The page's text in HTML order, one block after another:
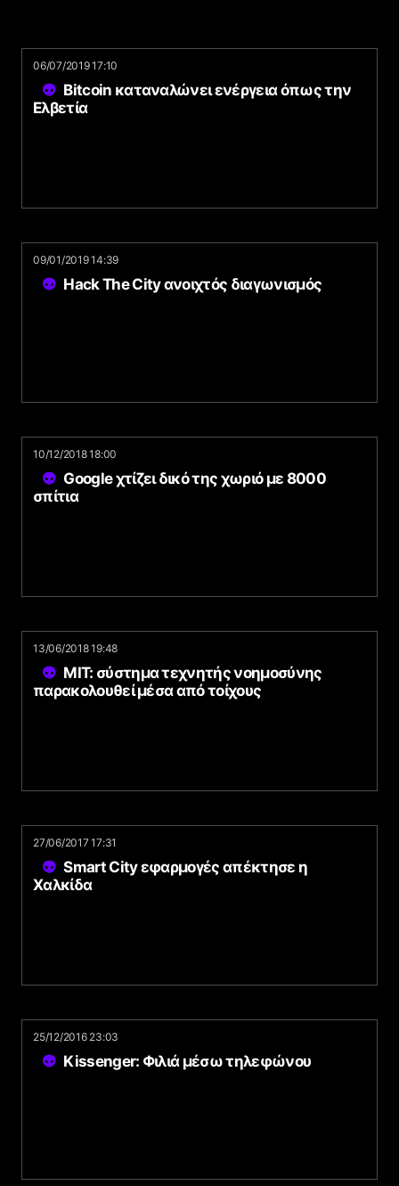
06/07/2019 17:10
Bitcoin καταναλώνει ενέργεια όπως την
Ελβετία
09/01/2019 14:39
Hack The City ανοιχτός διαγωνισμός
10/12/2018 18:00
Google χτίζει δικό της χωριό με 8000
σπίτια
13/06/2018 19:48
MIT: σύστημα τεχνητής νοημοσύνης
παρακολουθεί μέσα από τοίχους
27/06/2017 17:31
Smart City εφαρμογές απέκτησε η
Χαλκίδα
25/12/2016 23:03
Kissenger: Φιλιά μέσω τηλεφώνου